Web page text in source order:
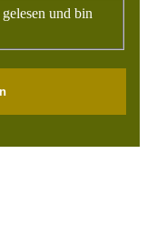
gelesen und bin